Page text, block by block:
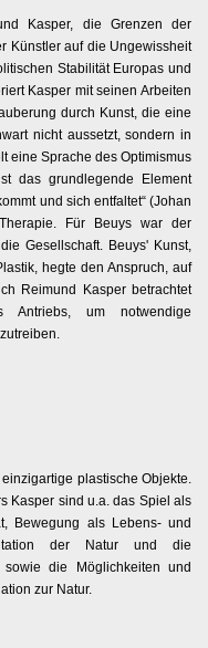
Kasper, die Grenzen der
Künstler auf die Ungewissheit
Stabilität Europas und
Kasper mit seinen Arbeiten
durch Kunst, die eine
nicht aussetzt, sondern in
eine Sprache des Optimismus
das grundlegende Element
und sich entfaltet“ (Johan
Für Beuys war der
Gesellschaft. Beuys' Kunst,
hegte den Anspruch, auf
Reimund Kasper betrachtet
um notwendige
plastische Objekte.
Kasper sind u.a. das Spiel als
Bewegung als Lebens- und
der Natur und die
sowie die Möglichkeiten und
zur Natur.